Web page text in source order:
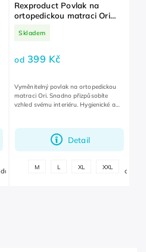
další
Rexproduct Povlak na
ortopedickou matraci Ori
Skladem
od 399 Kč
Detail
Vyměnitelný povlak na ortopedickou
matraci Ori. Snadno přizpůsobíte
vzhled svému interiéru. Hygienické a
M L XL XXL
další